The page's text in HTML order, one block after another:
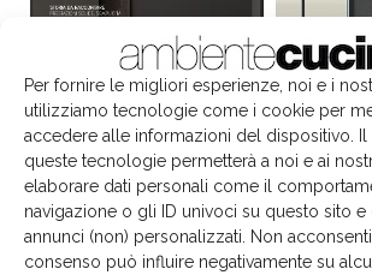
Per fornire le migliori esperienze, noi e i
utilizziamo tecnologie come i cookie per
accedere alle informazioni del dispositivo. Il
queste tecnologie permetterà a noi e ai
elaborare dati personali come il
navigazione o gli ID univoci su questo sito e
annunci (non) personalizzati. Non
consenso può influire negativamente su